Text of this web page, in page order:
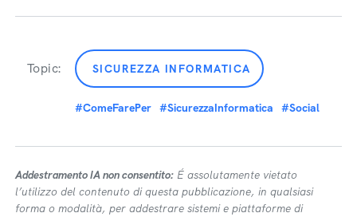
Topic: SICUREZZA INFORMATICA
#ComeFarePer #SicurezzaInformatica #Social
Addestramento IA non consentito: É assolutamente vietato
l’utilizzo del contenuto di questa pubblicazione, in qualsiasi
forma o modalità, per addestrare sistemi e piattaforme di